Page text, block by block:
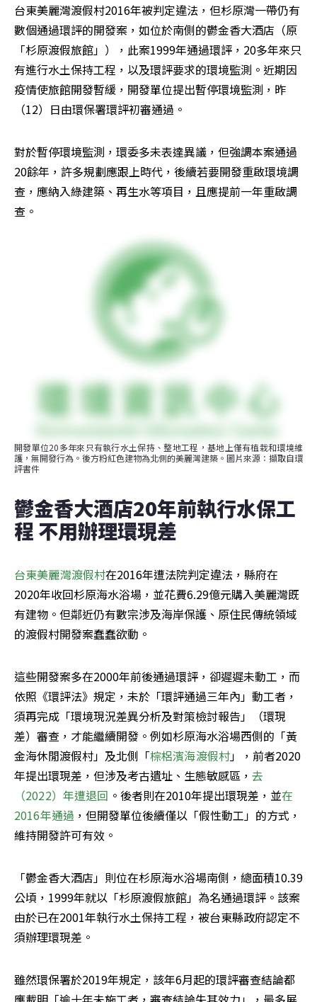
台東美麗灣渡假村2016年被判定違法，但杉原灣一帶仍有
數個通過環評的開發案，如位於南側的鬱金香大酒店（原
「杉原渡假旅館」），此案1999年通過環評，20多年來只
有進行水土保持工程，以及環評要求的環境監測。近期因
疫情使旅館開發暫緩，開發單位提出暫停環境監測，昨
（12）日由環保署環評初審通過。
對於暫停環境監測，環委多未表達異議，但強調本案通過
20餘年，許多規劃應跟上時代，後續若要開發重啟環境調
查，應納入綠建築、再生水等項目，且應提前一年重啟調
查。
開發單位20多年來只有執行水土保持、整地工程，基地上僅有植栽和環境維
護，無開發行為。後方粉紅色建物為北側的美麗灣建築。圖片來源：擷取自環
評書件
鬱金香大酒店20年前執行水保工
程 不用辦理環現差
台東美麗灣渡假村在2016年遭法院判定違法，縣府在
2020年收回杉原海水浴場，並花費6.29億元購入美麗灣既
有建物。但鄰近仍有數宗涉及海岸保護、原住民傳統領域
的渡假村開發案蠢蠢欲動。
這些開發案多在2000年前後通過環評，卻遲遲未動工，而
依照《環評法》規定，未於「環評通過三年內」動工者，
須再完成「環境現況差異分析及對策檢討報告」（環現
差）審查，才能繼續開發。例如杉原海水浴場西側的「黃
金海休閒渡假村」及北側「棕梠濱海渡假村」，前者2020
年提出環現差，但涉及考古遺址、生態敏感區， 去
（2022）年遭退回 。後者則在2010年提出環現差，並在
2016年通過 ，但開發單位後續僅以「假性動工」的方式，
維持開發許可有效。
「鬱金香大酒店」則位在杉原海水浴場南側，總面積10.39
公頃，1999年就以「杉原渡假旅館」為名通過環評。該案
由於已在2001年執行水土保持工程，被台東縣政府認定不
須辦理環現差。
雖然環保署於2019年規定，該年6月起的環評審查結論都